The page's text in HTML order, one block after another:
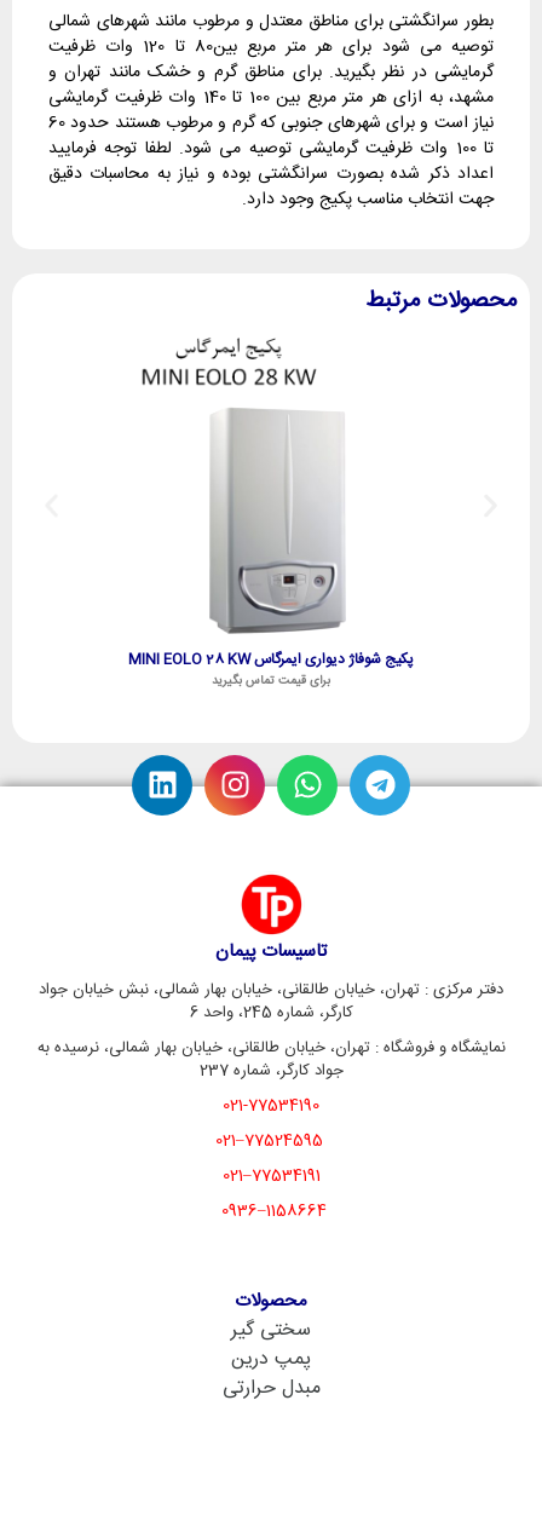
بطور سرانگشتی برای مناطق معتدل و مرطوب مانند شهرهای شمالی
توصیه می شود برای هر متر مربع بین80 تا 120 وات ظرفیت
گرمایشی در نظر بگیرید. برای مناطق گرم و خشک مانند تهران و
مشهد، به ازای هر متر مربع بین 100 تا 140 وات ظرفیت گرمایشی
نیاز است و برای شهرهای جنوبی که گرم و مرطوب هستند حدود 60
تا 100 وات ظرفیت گرمایشی توصیه می شود. لطفا توجه فرمایید
اعداد ذکر شده بصورت سرانگشتی بوده و نیاز به محاسبات دقیق
جهت انتخاب مناسب پکیج وجود دارد.
محصولات مرتبط
پکیج شوفاژ دیواری ایمرگاس MINI EOLO 28 KW
برای قیمت تماس بگیرید
تاسیسات پیمان
دفتر مرکزی : تهران، خیابان طالقانی، خیابان بهار شمالی، نبش خیابان جواد
کارگر، شماره 245، واحد 6
نمایشگاه و فروشگاه : تهران، خیابان طالقانی، خیابان بهار شمالی، نرسیده به
جواد کارگر، شماره 237
021-77534190
77524595–021
77534191–021
1158664–0936
محصولات
سختی گیر
پمپ درین
مبدل حرارتی